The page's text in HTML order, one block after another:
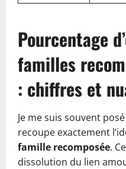
Pourcentage
familles
: chiffres et
Je me suis souvent
recoupe exactement
famille recomposée.
dissolution du lien